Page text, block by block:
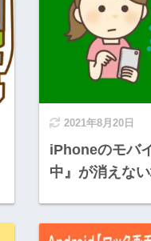
2021年8月20日
iPhoneのモバ
中』が消えな